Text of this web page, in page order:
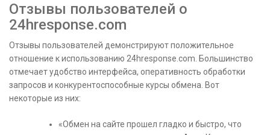
Отзывы пользователей о
24hresponse.com
Отзывы пользователей демонстрируют положительное
отношение к использованию 24hresponse.com. Большинство
отмечает удобство интерфейса, оперативность обработки
запросов и конкурентоспособные курсы обмена. Вот
некоторые из них:
«Обмен на сайте прошел гладко и быстро, что